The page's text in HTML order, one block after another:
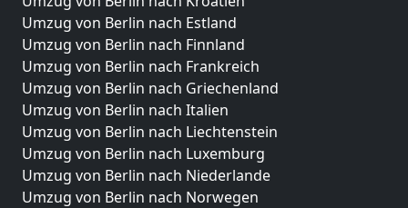
Umzug von Berlin nach Estland
Umzug von Berlin nach Finnland
Umzug von Berlin nach Frankreich
Umzug von Berlin nach Griechenland
Umzug von Berlin nach Italien
Umzug von Berlin nach Liechtenstein
Umzug von Berlin nach Luxemburg
Umzug von Berlin nach Niederlande
Umzug von Berlin nach Norwegen